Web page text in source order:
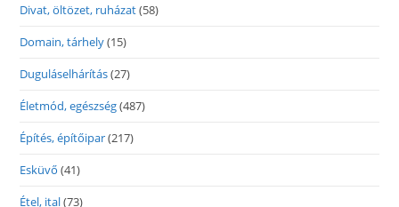
Divat, öltözet, ruházat(58)
Domain, tárhely(15)
Duguláselhárítás(27)
Életmód, egészség(487)
Építés, építőipar(217)
Esküvő (41)
Étel, ital(73)